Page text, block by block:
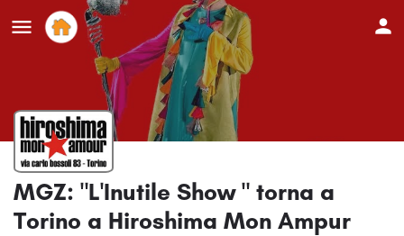
MGZ: "L'Inutile Show " torna a
Torino a Hiroshima Mon Ampur